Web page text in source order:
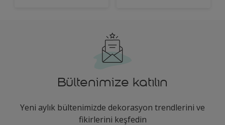
Bültenimize katılın
Yeni aylık bültenimizde dekorasyon trendlerini ve
fikirlerini keşfedin